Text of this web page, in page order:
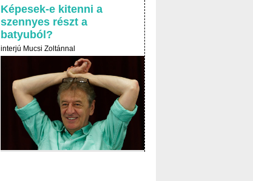
Képesek-e kitenni a
szennyes részt a
batyuból?
interjú Mucsi Zoltánnal